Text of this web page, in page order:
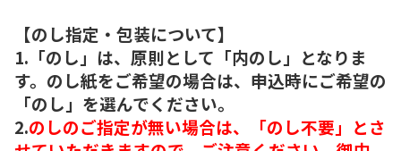
【のし指定・包装について】
1.「のし」は、原則として「内のし」となりま
す。のし紙をご希望の場合は、申込時にご希望の
「のし」を選んでください。
2.のしのご指定が無い場合は、「のし不要」とさ